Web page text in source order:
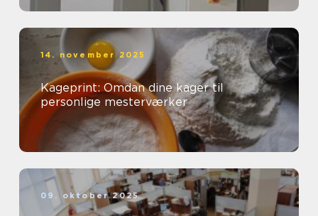
14. november 2025
Kageprint: Omdan dine kager til
personlige mesterværker
09. oktober 2025